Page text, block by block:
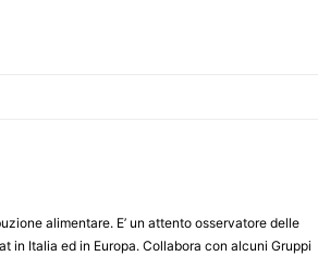
alimentare. E’ un attento osservatore delle
in Italia ed in Europa. Collabora con alcuni Gruppi